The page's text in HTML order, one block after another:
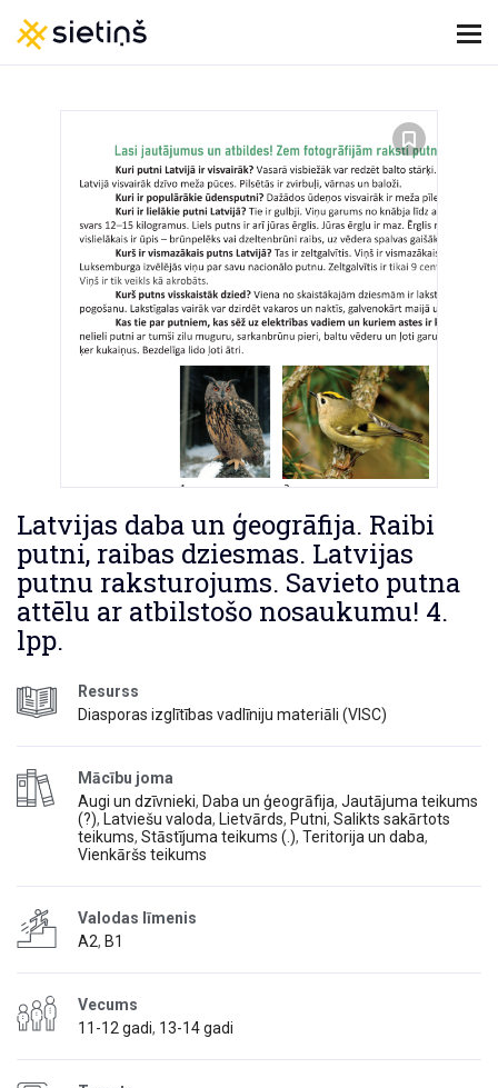
Latvijas daba un ģeogrāfija. Raibi
putni, raibas dziesmas. Latvijas
putnu raksturojums. Savieto putna
attēlu ar atbilstošo nosaukumu! 4.
lpp.
Resurss
Diasporas izglītības vadlīniju materiāli (VISC)
Mācību joma
Augi un dzīvnieki, Daba un ģeogrāfija, Jautājuma teikums
(?), Latviešu valoda, Lietvārds, Putni, Salikts sakārtots
teikums, Stāstījuma teikums (.), Teritorija un daba,
Vienkāršs teikums
Valodas līmenis
A2, B1
Vecums
11-12 gadi, 13-14 gadi